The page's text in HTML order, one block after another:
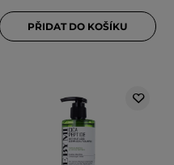
PŘIDAT DO KOŠÍKU